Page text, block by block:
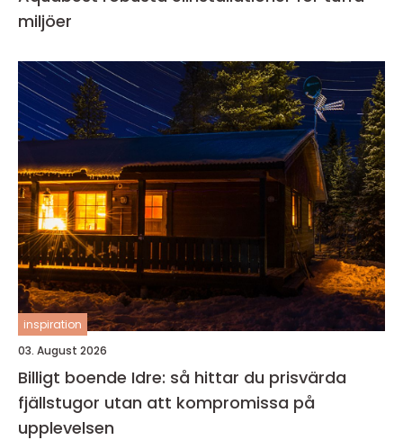
miljöer
inspiration
03. August 2026
Billigt boende Idre: så hittar du prisvärda
fjällstugor utan att kompromissa på
upplevelsen